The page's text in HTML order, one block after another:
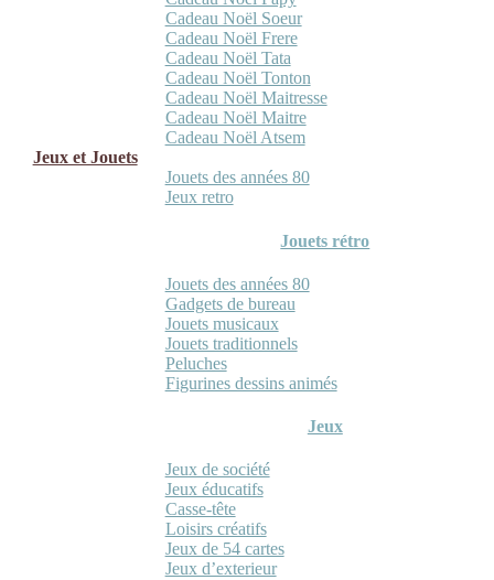
Cadeau Noël Soeur
Cadeau Noël Frere
Cadeau Noël Tata
Cadeau Noël Tonton
Cadeau Noël Maitresse
Cadeau Noël Maitre
Cadeau Noël Atsem
Jeux et Jouets
Jouets des années 80
Jeux retro
Jouets rétro
Jouets des années 80
Gadgets de bureau
Jouets musicaux
Jouets traditionnels
Peluches
Figurines dessins animés
Jeux
Jeux de société
Jeux éducatifs
Casse-tête
Loisirs créatifs
Jeux de 54 cartes
Jeux d’exterieur